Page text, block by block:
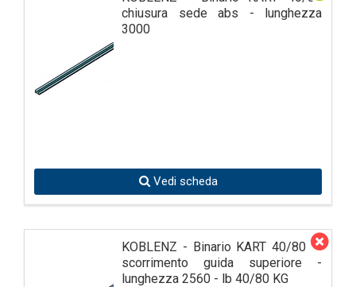
chiusura sede abs - lunghezza
3000
Vedi scheda
KOBLENZ - Binario KART 40/80 di
scorrimento guida superiore -
lunghezza 2560 - lb 40/80 KG